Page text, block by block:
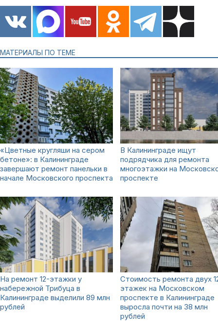
МАТЕРИАЛЫ ПО ТЕМЕ
«Цветные кругляши на сером
бетоне»: в Калининграде
завершают ремонт панельки в
начале Московского проспекта
В Калининграде ищут
подрядчика для ремонта
многоэтажки на
проспекте
На ремонт 12-этажки у
набережной Трибуца в
Калининграде выделили 89 млн
рублей
Стоимость ремонта двух
этажек на Московском
проспекте в Калининграде
выросла почти на 38 млн
рублей